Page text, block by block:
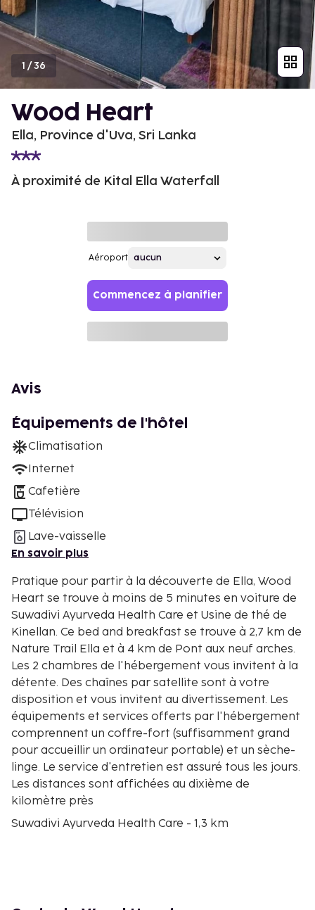
1 /36
Wood Heart
Ella, Province d'Uva, Sri Lanka
À proximité de Kital Ella Waterfall
Aéroport
Commencez à planifier
Avis
Équipements de l'hôtel
Climatisation
Internet
Cafetière
Télévision
Lave-vaisselle
En savoir plus
Pratique pour partir à la découverte de Ella, Wood
Heart se trouve à moins de 5 minutes en voiture de
Suwadivi Ayurveda Health Care et Usine de thé de
Kinellan. Ce bed and breakfast se trouve à 2,7 km de
Nature Trail Ella et à 4 km de Pont aux neuf arches.
Les 2 chambres de l'hébergement vous invitent à la
détente. Des chaînes par satellite sont à votre
disposition et vous invitent au divertissement. Les
équipements et services offerts par l'hébergement
comprennent un coffre-fort (suffisamment grand
pour accueillir un ordinateur portable) et un sèche-
linge. Le service d'entretien est assuré tous les jours.
Les distances sont affichées au dixième de
kilomètre près
Suwadivi Ayurveda Health Care - 1,3 km